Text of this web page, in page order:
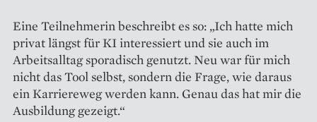
Eine Teilnehmerin beschreibt es so: „Ich hatte mich
privat längst für KI interessiert und sie auch im
Arbeitsalltag sporadisch genutzt. Neu war für mich
nicht das Tool selbst, sondern die Frage, wie daraus
ein Karriereweg werden kann. Genau das hat mir die
Ausbildung gezeigt.“